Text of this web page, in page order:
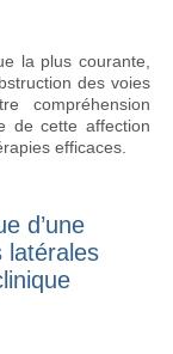
la plus courante,
des voies
compréhension
de cette affection
efficaces.
d’une
latérales